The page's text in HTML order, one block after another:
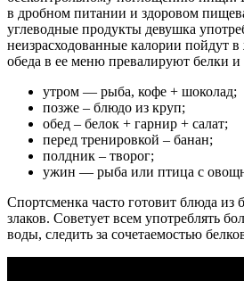
в дробном питании и здоровом
углеводные продукты девушка
неизрасходованные калории пойдут
обеда в ее меню превалируют белки
утром — рыба, кофе + шоколад;
позже – блюдо из круп;
обед – белок + гарнир + салат;
перед тренировкой – банан;
полдник – творог;
ужин — рыба или птица с
Спортсменка часто готовит блюда из
злаков. Советует всем употреблять
воды, следить за сочетаемостью